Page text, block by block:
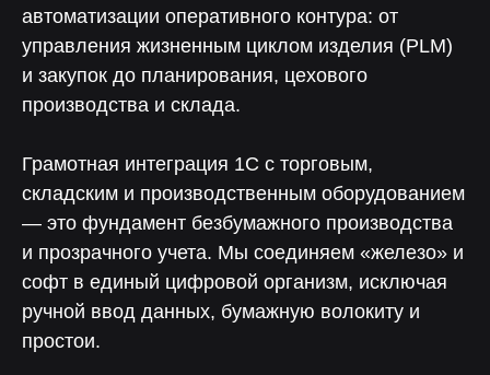
автоматизации оперативного контура: от
управления жизненным циклом изделия (PLM)
и закупок до планирования, цехового
производства и склада.
Грамотная интеграция 1С с торговым,
складским и производственным оборудованием
— это фундамент безбумажного производства
и прозрачного учета. Мы соединяем «железо» и
софт в единый цифровой организм, исключая
ручной ввод данных, бумажную волокиту и
простои.